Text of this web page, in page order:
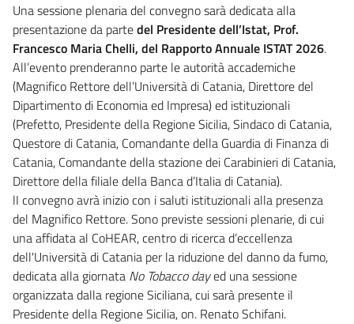
Una sessione plenaria del convegno sarà dedicata alla
presentazione da partedel Presidente dell’Istat, Prof.
Francesco Maria Chelli, del Rapporto Annuale ISTAT 2026.
All’evento prenderanno parte le autorità accademiche
(Magnifico Rettore dell’Università di Catania, Direttore del
Dipartimento di Economia ed Impresa) ed istituzionali
(Prefetto, Presidente della Regione Sicilia, Sindaco di Catania,
Questore di Catania, Comandante della Guardia di Finanza di
Catania, Comandante della stazione dei Carabinieri di Catania,
Direttore della filiale della Banca d’Italia di Catania).
lI convegno avrà inizio con i saluti istituzionali alla presenza
del Magnifico Rettore. Sono previste sessioni plenarie, di cui
una affidata al CoHEAR, centro di ricerca d’eccellenza
dell'Università di Catania per la riduzione del danno da fumo,
dedicata alla giornata No Tobacco dayed una sessione
organizzata dalla regione Siciliana, cui sarà presente il
Presidente della Regione Sicilia, on. Renato Schifani.